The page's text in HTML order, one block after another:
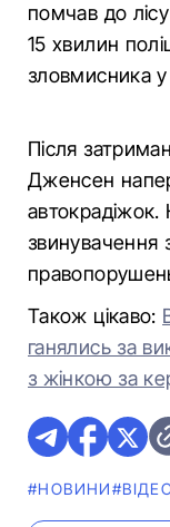
помчав до
15 хвилин
зловмисника у
Після
Дженсен
автокрадіжок.
звинувачення
Також цікаво:
ганялись за
з жінкою за
#НОВИНИ